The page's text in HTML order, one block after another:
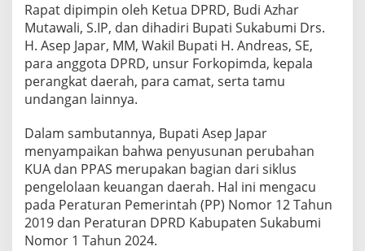
Rapat dipimpin oleh Ketua DPRD, Budi Azhar
Mutawali, S.IP, dan dihadiri Bupati Sukabumi Drs.
H. Asep Japar, MM, Wakil Bupati H. Andreas, SE,
para anggota DPRD, unsur Forkopimda, kepala
perangkat daerah, para camat, serta tamu
undangan lainnya.
Dalam sambutannya, Bupati Asep Japar
menyampaikan bahwa penyusunan perubahan
KUA dan PPAS merupakan bagian dari siklus
pengelolaan keuangan daerah. Hal ini mengacu
pada Peraturan Pemerintah (PP) Nomor 12 Tahun
2019 dan Peraturan DPRD Kabupaten Sukabumi
Nomor 1 Tahun 2024.